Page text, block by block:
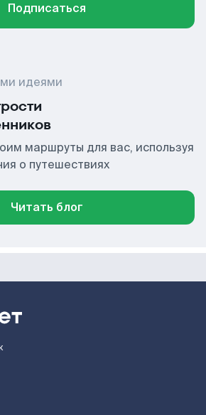
Подписаться
идеями
маршруты для вас, используя
о путешествиях
Читать блог